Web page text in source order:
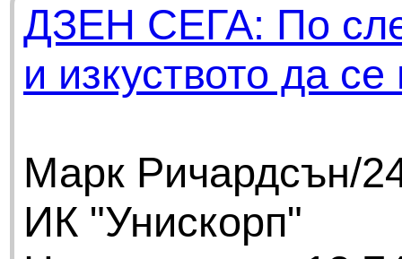
ДЗЕН СЕГА: По
и изкуството да
Марк Ричардсън/
ИК "Унискорп"